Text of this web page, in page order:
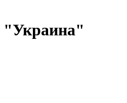
"Украина"